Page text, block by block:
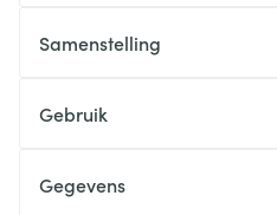
Samenstelling
Gebruik
Gegevens